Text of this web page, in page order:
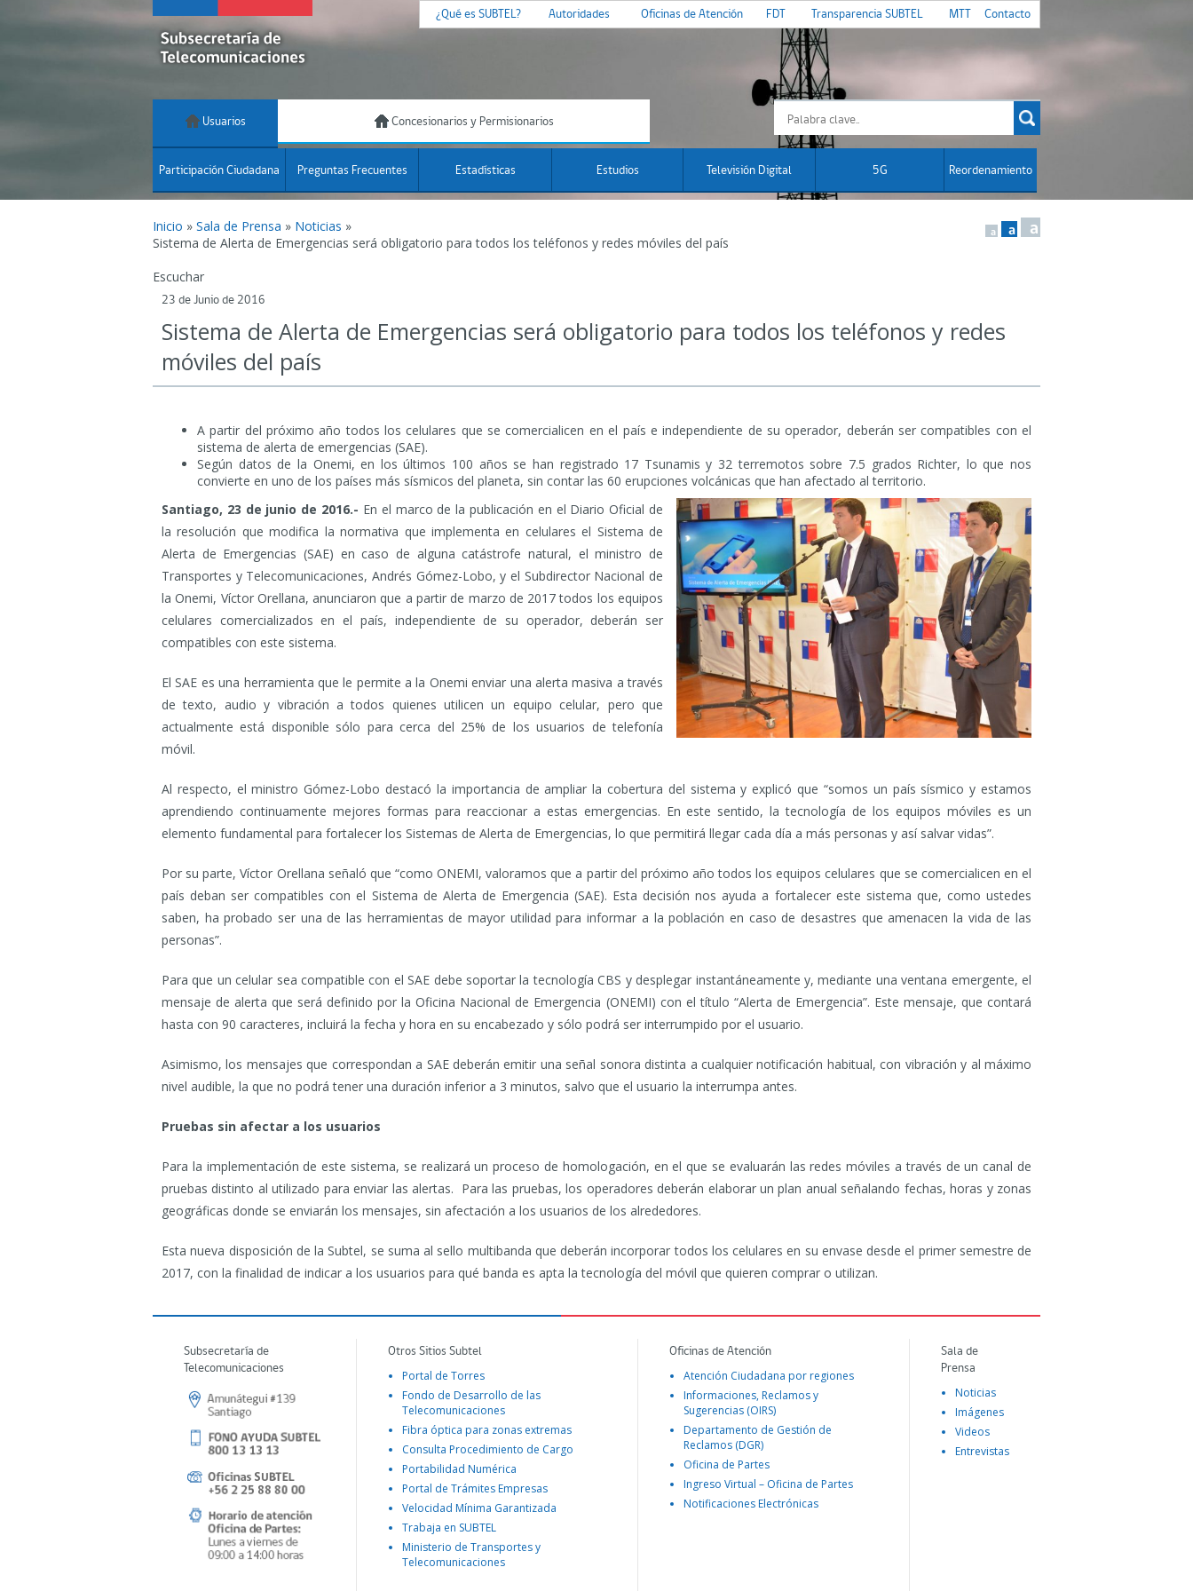
¿Qué es SUBTEL? Autoridades Oficinas de Atención FDT Transparencia SUBTEL MTT Contacto
Usuarios Concesionarios y Permisionarios
Participación Ciudadana Preguntas Frecuentes Estadísticas Estudios Televisión Digital 5G Reordenamiento
Inicio » Sala de Prensa » Noticias »
Sistema de Alerta de Emergencias será obligatorio para todos los teléfonos y redes móviles del país
a a a
Escuchar
23 de Junio de 2016
Sistema de Alerta de Emergencias será obligatorio para todos los teléfonos y redes
móviles del país
A partir del próximo año todos los celulares que se comercialicen en el país e independiente de su operador, deberán ser compatibles con el
sistema de alerta de emergencias (SAE).
Según datos de la Onemi, en los últimos 100 años se han registrado 17 Tsunamis y 32 terremotos sobre 7.5 grados Richter, lo que nos
convierte en uno de los países más sísmicos del planeta, sin contar las 60 erupciones volcánicas que han afectado al territorio.
Santiago, 23 de junio de 2016.- En el marco de la publicación en el Diario Oficial de
la resolución que modifica la normativa que implementa en celulares el Sistema de
Alerta de Emergencias (SAE) en caso de alguna catástrofe natural, el ministro de
Transportes y Telecomunicaciones, Andrés Gómez-Lobo, y el Subdirector Nacional de
la Onemi, Víctor Orellana, anunciaron que a partir de marzo de 2017 todos los equipos
celulares comercializados en el país, independiente de su operador, deberán ser
compatibles con este sistema.
El SAE es una herramienta que le permite a la Onemi enviar una alerta masiva a través
de texto, audio y vibración a todos quienes utilicen un equipo celular, pero que
actualmente está disponible sólo para cerca del 25% de los usuarios de telefonía
móvil.
Al respecto, el ministro Gómez-Lobo destacó la importancia de ampliar la cobertura del sistema y explicó que “somos un país sísmico y estamos
aprendiendo continuamente mejores formas para reaccionar a estas emergencias. En este sentido, la tecnología de los equipos móviles es un
elemento fundamental para fortalecer los Sistemas de Alerta de Emergencias, lo que permitirá llegar cada día a más personas y así salvar vidas”.
Por su parte, Víctor Orellana señaló que “como ONEMI, valoramos que a partir del próximo año todos los equipos celulares que se comercialicen en el
país deban ser compatibles con el Sistema de Alerta de Emergencia (SAE). Esta decisión nos ayuda a fortalecer este sistema que, como ustedes
saben, ha probado ser una de las herramientas de mayor utilidad para informar a la población en caso de desastres que amenacen la vida de las
personas”.
Para que un celular sea compatible con el SAE debe soportar la tecnología CBS y desplegar instantáneamente y, mediante una ventana emergente, el
mensaje de alerta que será definido por la Oficina Nacional de Emergencia (ONEMI) con el título “Alerta de Emergencia”. Este mensaje, que contará
hasta con 90 caracteres, incluirá la fecha y hora en su encabezado y sólo podrá ser interrumpido por el usuario.
Asimismo, los mensajes que correspondan a SAE deberán emitir una señal sonora distinta a cualquier notificación habitual, con vibración y al máximo
nivel audible, la que no podrá tener una duración inferior a 3 minutos, salvo que el usuario la interrumpa antes.
Pruebas sin afectar a los usuarios
Para la implementación de este sistema, se realizará un proceso de homologación, en el que se evaluarán las redes móviles a través de un canal de
pruebas distinto al utilizado para enviar las alertas. Para las pruebas, los operadores deberán elaborar un plan anual señalando fechas, horas y zonas
geográficas donde se enviarán los mensajes, sin afectación a los usuarios de los alrededores.
Esta nueva disposición de la Subtel, se suma al sello multibanda que deberán incorporar todos los celulares en su envase desde el primer semestre de
2017, con la finalidad de indicar a los usuarios para qué banda es apta la tecnología del móvil que quieren comprar o utilizan.
Subsecretaría de
Telecomunicaciones
Otros Sitios Subtel
Portal de Torres
Fondo de Desarrollo de las
Telecomunicaciones
Fibra óptica para zonas extremas
Consulta Procedimiento de Cargo
Portabilidad Numérica
Portal de Trámites Empresas
Velocidad Mínima Garantizada
Trabaja en SUBTEL
Ministerio de Transportes y
Telecomunicaciones
Oficinas de Atención
Atención Ciudadana por regiones
Informaciones, Reclamos y
Sugerencias (OIRS)
Departamento de Gestión de
Reclamos (DGR)
Oficina de Partes
Ingreso Virtual – Oficina de Partes
Notificaciones Electrónicas
Sala de
Prensa
Noticias
Imágenes
Videos
Entrevistas